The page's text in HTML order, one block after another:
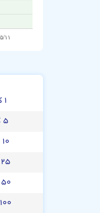
۱ کرون دانمارک
۵ کرون دانمارک
۱۰ کرون دانمارک
۲۵ کرون دانمارک
۵۰ کرون دانمارک
۱۰۰ کرون دانمارک